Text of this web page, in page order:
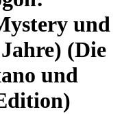
und
(Die
und